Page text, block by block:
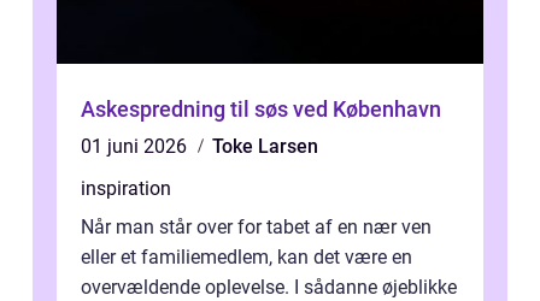
Askespredning til søs ved København
01 juni 2026
Toke Larsen
inspiration
Når man står over for tabet af en nær ven
eller et familiemedlem, kan det være en
overvældende oplevelse. I sådanne øjeblikke